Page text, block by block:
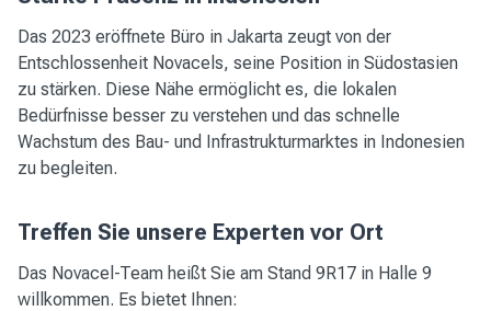
Das 2023 eröffnete Büro in Jakarta zeugt von der
Entschlossenheit Novacels, seine Position in Südostasien
zu stärken. Diese Nähe ermöglicht es, die lokalen
Bedürfnisse besser zu verstehen und das schnelle
Wachstum des Bau- und Infrastrukturmarktes in Indonesien
zu begleiten.
Treffen Sie unsere Experten vor Ort
Das Novacel-Team heißt Sie am Stand 9R17 in Halle 9
willkommen. Es bietet Ihnen: